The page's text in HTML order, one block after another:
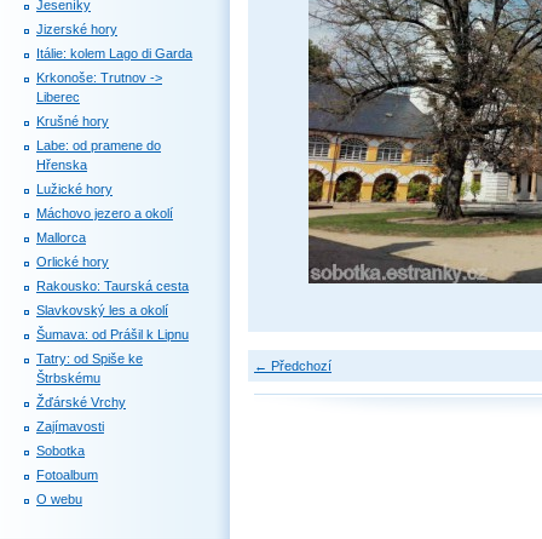
← Předchozí
Jeseníky
Jizerské hory
Itálie: kolem Lago di Garda
Krkonoše: Trutnov ->
Liberec
Krušné hory
Labe: od pramene do
Hřenska
Lužické hory
Máchovo jezero a okolí
Mallorca
Orlické hory
Rakousko: Taurská cesta
Slavkovský les a okolí
Šumava: od Prášil k Lipnu
Tatry: od Spiše ke
Štrbskému
Žďárské Vrchy
Zajímavosti
Sobotka
Fotoalbum
O webu